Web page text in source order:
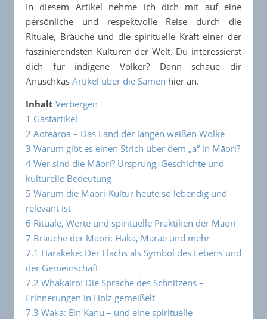
In diesem Artikel nehme ich dich mit auf eine
persönliche und respektvolle Reise durch die
Rituale, Bräuche und die spirituelle Kraft einer der
faszinierendsten Kulturen der Welt.​ Du interessierst
dich für indigene Völker? Dann schaue dir
Anuschkas Artikel über die Samen hier an.
Inhalt Verbergen
1 Gastartikel
2 Aotearoa – Das Land der langen weißen Wolke
3 Warum gibt es einen Strich über dem „a“ in Māori?
4 Wer sind die Māori? Ursprung, Geschichte und
kulturelle Bedeutung
5 Warum die Māori-Kultur heute so lebendig und
relevant ist
6 Rituale, Werte und spirituelle Praktiken der Māori
7 Bräuche der Māori: Haka, Marae und mehr
7.1 Harakeke: Der Flachs als Symbol des Lebens und
der Gemeinschaft
7.2 Whakairo: Die Sprache des Schnitzens –
Erinnerungen in Holz gemeißelt
7.3 Waka: Ein Kanu – und eine spirituelle